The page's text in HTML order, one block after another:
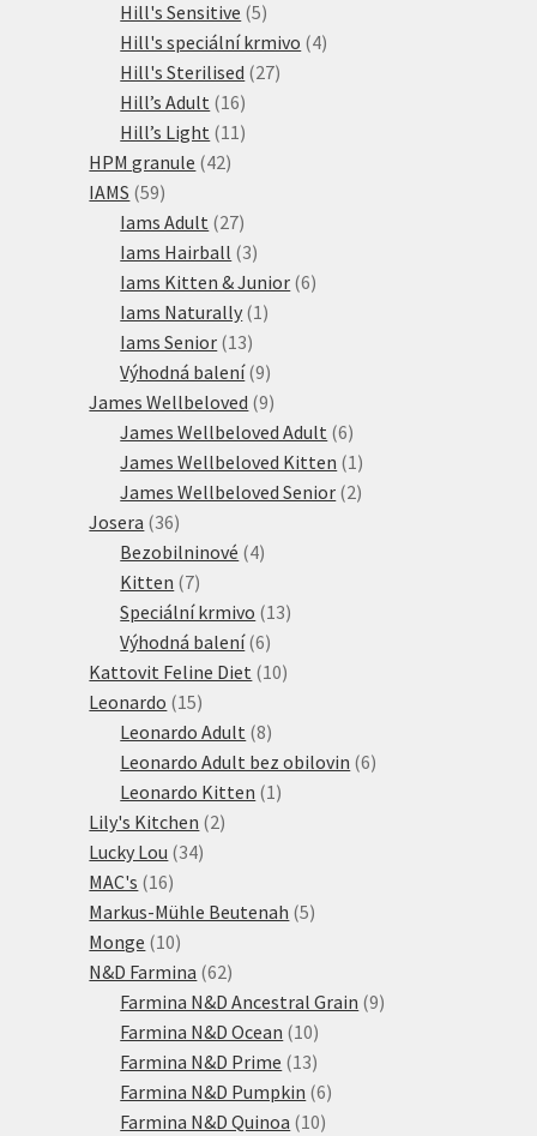
produktů
Hill's Sensitive 55
produktů
Hill's speciální krmivo 44
Hill's Sterilised 2727
Hill’s Adult 1616
produktů
Hill’s Light 11 11
HPM granule 4242
IAMS 5959
produktů
Iams Adult 2727
produktů
Iams Hairball 33
produkty
Iams Kitten & Junior 66
Iams Naturally 1 1
Iams Senior 1313
produktů
Výhodná balení 99
produktů
James Wellbeloved 99
produktů
James Wellbeloved Adult 66
produktů
James Wellbeloved Kitten 1 1
produkt
James Wellbeloved Senior 22
Josera 3636
produktů
Bezobilninové 44
Kitten 77
produktů
Speciální krmivo 1313
Výhodná balení 66
produktů
Kattovit Feline Diet 1010
Leonardo 1515
produktů
Leonardo Adult 88
produktů
Leonardo Adult bez obilovin 66
Leonardo Kitten 1 1
Lily's Kitchen 22
Lucky Lou 3434
MAC's 1616
produktů
Markus-Mühle Beutenah 55
Monge 1010
produktů
N&D Farmina 6262
produktů
Farmina N&D Ancestral Grain 99
Farmina N&D Ocean 1010
produktů
Farmina N&D Prime 1313
produktů
Farmina N&D Pumpkin 66
Farmina N&D Quinoa 1010